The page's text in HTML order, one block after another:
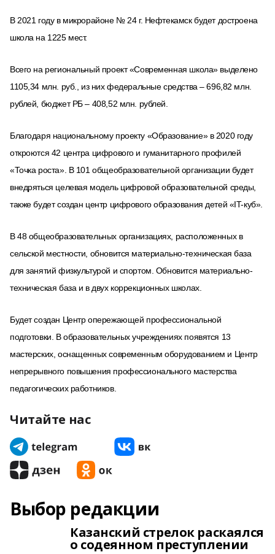
В 2021 году в микрорайоне № 24 г. Нефтекамск будет достроена
школа на 1225 мест.
Всего на региональный проект «Современная школа» выделено
1105,34 млн. руб., из них федеральные средства – 696,82 млн.
рублей, бюджет РБ – 408,52 млн. рублей.
Благодаря национальному проекту «Образование» в 2020 году
откроются 42 центра цифрового и гуманитарного профилей
«Точка роста». В 101 общеобразовательной организации будет
внедряться целевая модель цифровой образовательной среды,
также будет создан центр цифрового образования детей «IT-куб».
В 48 общеобразовательных организациях, расположенных в
сельской местности, обновится материально-техническая база
для занятий физкультурой и спортом. Обновится материально-
техническая база и в двух коррекционных школах.
Будет создан Центр опережающей профессиональной
подготовки. В образовательных учреждениях появятся 13
мастерских, оснащенных современным оборудованием и Центр
непрерывного повышения профессионального мастерства
педагогических работников.
Читайте нас
Выбор редакции
Казанский стрелок раскаялся
о содеянном преступлении